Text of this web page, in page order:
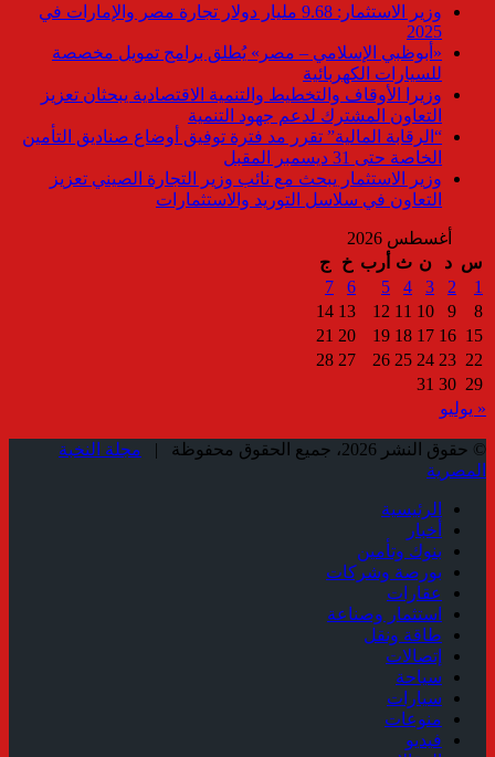
وزير الاستثمار: 9.68 مليار دولار تجارة مصر والإمارات في
2025
«أبوظبي الإسلامي – مصر» يُطلق برامج تمويل مخصصة
للسيارات الكهربائية
وزيرا الأوقاف والتخطيط والتنمية الاقتصادية يبحثان تعزيز
التعاون المشترك لدعم جهود التنمية
“الرقابة المالية” تقرر مد فترة توفيق أوضاع صناديق التأمين
الخاصة حتى 31 ديسمبر المقبل
وزير الاستثمار يبحث مع نائب وزير التجارة الصيني تعزيز
التعاون في سلاسل التوريد والاستثمارات
أغسطس 2026
س د ن ث أرب خ
ج
1
2
3
4
5
6
7
8
9
10
11
12
13
14
15
16
17
18
19
20
21
22
23
24
25
26
27
28
29
30
31
« يوليو
© حقوق النشر 2026، جميع الحقوق محفوظة |
مجلة النخبة
المصرية
الرئيسية
أخبار
بنوك وتأمين
بورصة وشركات
عقارات
استثمار وصناعة
طاقة ونقل
إتصالات
سياحة
سيارات
منوعات
فيديو